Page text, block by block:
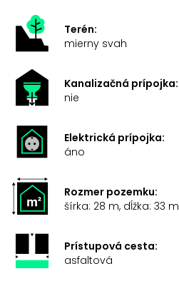
Terén:
mierny svah
Kanalizačná prípojka:
nie
Elektrická prípojka:
áno
Rozmer pozemku:
šírka: 28 m, dĺžka: 33 m
Prístupová cesta:
asfaltová